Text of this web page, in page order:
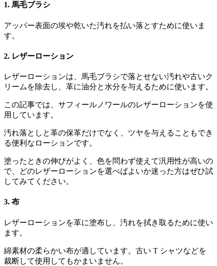
1. 馬毛ブラシ
アッパー表面の埃や乾いた汚れを払い落とすために使いま
す。
2. レザーローション
レザーローションは、馬毛ブラシで落とせない汚れや古いク
リームを除去し、革に油分と水分を与えるために使います。
この記事では、サフィールノワールのレザーローションを使
用しています。
汚れ落としと革の保革だけでなく、ツヤを与えることもでき
る便利なローションです。
塗ったときの伸びがよく、色を問わず使えて汎用性が高いの
で、どのレザーローションを選べばよいか迷った方はぜひ試
してみてください。
3. 布
レザーローションを革に塗布し、汚れを拭き取るために使い
ます。
綿素材の柔らかい布が適しています。古い T シャツなどを
裁断して使用してもかまいません。